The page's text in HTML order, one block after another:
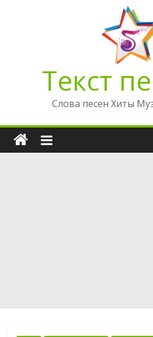
Текст
Слова песен Хиты